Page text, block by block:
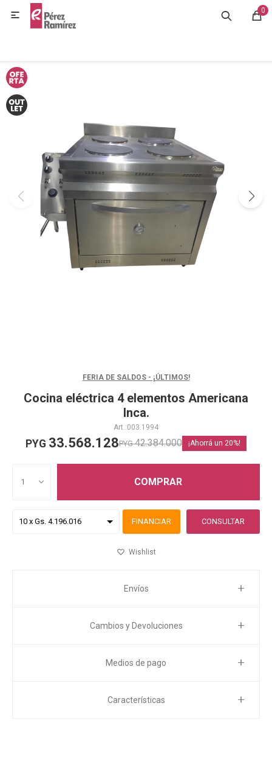
0

FERIA DE SALDOS - ¡ÚLTIMOS!
Cocina eléctrica 4 elementos Americana
Inca.
003.1994
PYG 33.568.128PYG 42.384.000 20
1 COMPRAR
FINANCIAR CONSULTAR
Envíos
Cambios y Devoluciones
Medios de pago
Características
MI CUENTA
HOGAR
BAZAR
OFERTAS
BLOG
CONTACTO